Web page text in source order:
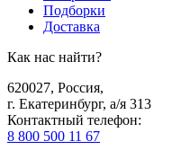
Подборки
Доставка
Как нас найти?
620027, Россия,
г. Екатеринбург, а/я 313
Контактный телефон:
8 800 500 11 67